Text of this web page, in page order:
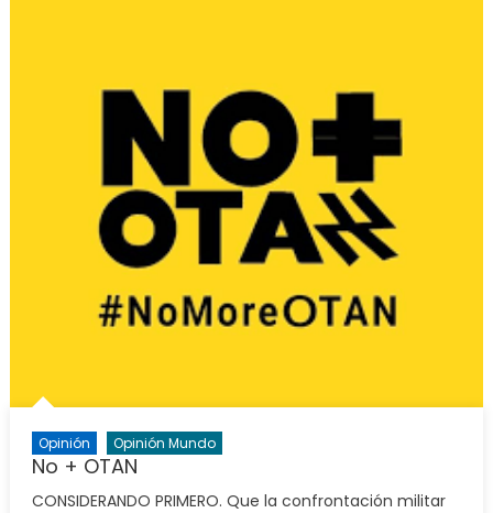
Opinión Opinión Mundo
No + OTAN
CONSIDERANDO PRIMERO. Que la confrontación militar